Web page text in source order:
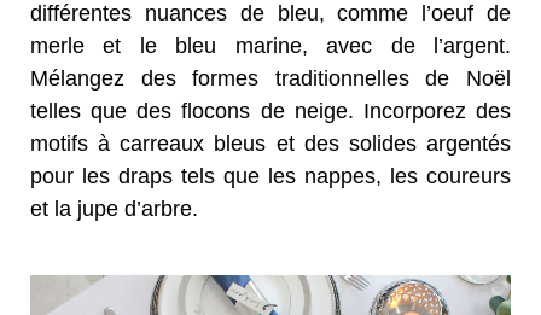
différentes nuances de bleu, comme l’oeuf de
merle et le bleu marine, avec de l’argent.
Mélangez des formes traditionnelles de Noël
telles que des flocons de neige. Incorporez des
motifs à carreaux bleus et des solides argentés
pour les draps tels que les nappes, les coureurs
et la jupe d’arbre.